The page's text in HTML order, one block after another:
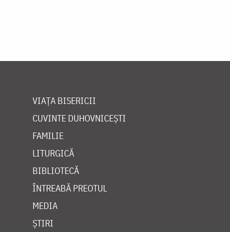
VIAȚA BISERICII
CUVINTE DUHOVNICEȘTI
FAMILIE
LITURGICĂ
BIBLIOTECĂ
ÎNTREABĂ PREOTUL
MEDIA
ȘTIRI